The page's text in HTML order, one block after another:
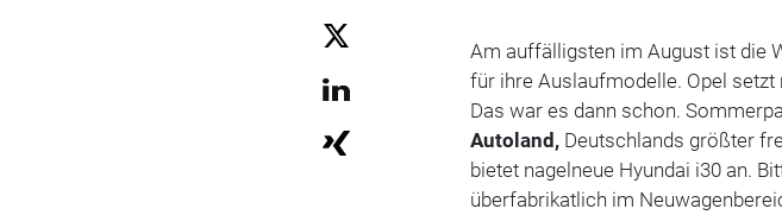
Am auffälligsten im August ist die
für ihre Auslaufmodelle. Opel
Das war es dann schon.
Autoland,Deutschlands größter
bietet nagelneue Hyundai i30 an.
überfabrikatlich im